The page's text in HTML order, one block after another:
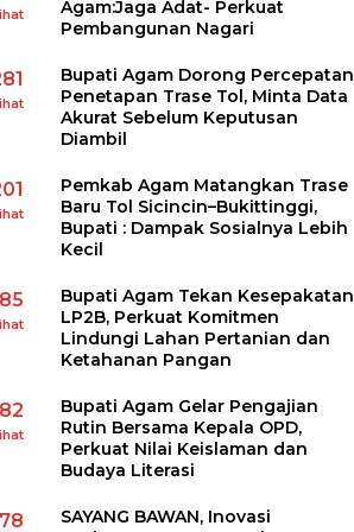
Agam:Jaga Adat- Perkuat
Pembangunan Nagari
Bupati Agam Dorong Percepatan
Penetapan Trase Tol, Minta Data
Akurat Sebelum Keputusan
Diambil
Pemkab Agam Matangkan Trase
Baru Tol Sicincin–Bukittinggi,
Bupati : Dampak Sosialnya Lebih
Kecil
Bupati Agam Tekan Kesepakatan
LP2B, Perkuat Komitmen
Lindungi Lahan Pertanian dan
Ketahanan Pangan
Bupati Agam Gelar Pengajian
Rutin Bersama Kepala OPD,
Perkuat Nilai Keislaman dan
Budaya Literasi
SAYANG BAWAN, Inovasi